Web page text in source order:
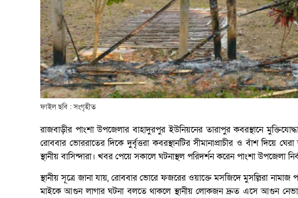
ফাইল ছবি : সংগৃহীত
রাজবাড়ীর পাংশা উপজেলার বাহাদুরপুর ইউনিয়নের তারাপুর কবরস্থানে
রোববার ভোররাতের দিকে দুর্বৃত্তরা কবরস্থানটির সীমানাপ্রাচীর ও বাঁশ
স্থানীয় বাসিন্দারা। খবর পেয়ে সকালে ঘটনাস্থল পরিদর্শন করেন পাংশা উপজেলা
স্থানীয় সূত্রে জানা যায়, রোববার ভোরে ফজরের ওয়াক্তে মসজিদে মুসল্লিরা
মাইকে আগুন লাগার ঘটনা বলতে থাকলে স্থানীয় লোকজন দ্রুত এসে আগুন